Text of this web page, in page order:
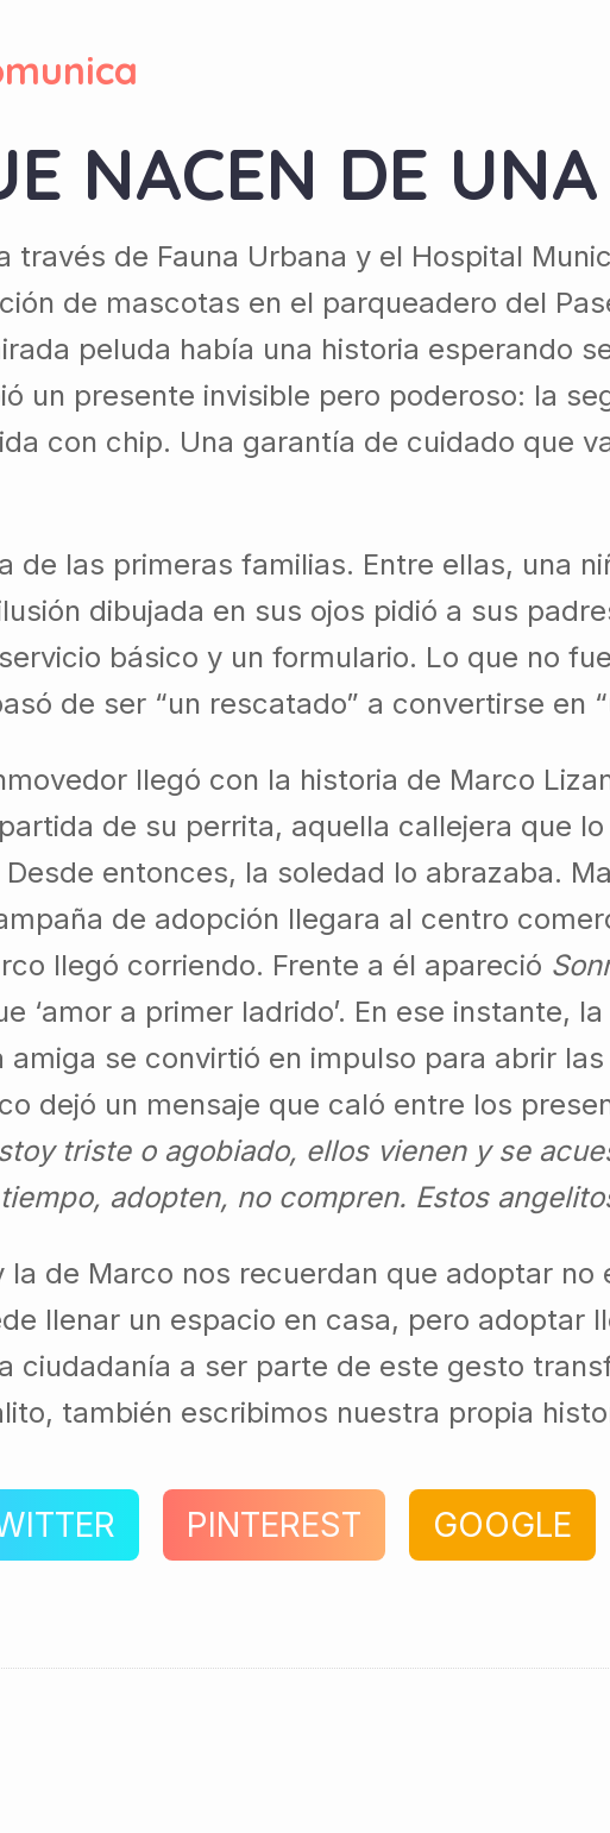
NACEN DE
través de Fauna Urbana y el Hospital
de mascotas en el parqueadero del
peluda había una historia esperando
un presente invisible pero poderoso: la
con chip. Una garantía de cuidado que
de las primeras familias. Entre ellas, una
dibujada en sus ojos pidió a sus
básico y un formulario. Lo que no
de ser “un rescatado” a convertirse en
llegó con la historia de Marco
de su perrita, aquella callejera que lo
entonces, la soledad lo abrazaba.
de adopción llegara al centro
llegó corriendo. Frente a él apareció
‘amor a primer ladrido’. En ese instante,
se convirtió en impulso para abrir
dejó un mensaje que caló entre los
triste o agobiado, ellos vienen y se
adopten, no compren. Estos
de Marco nos recuerdan que adoptar no
llenar un espacio en casa, pero adoptar
ciudadanía a ser parte de este gesto
también escribimos nuestra propia
PINTEREST GOOGLE